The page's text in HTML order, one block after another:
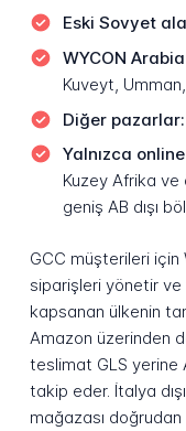
Eski Sovyet
WYCON
Kuveyt,
Diğer pazarlar:
Yalnızca
Kuzey Afrika ve
geniş AB dışı
GCC müşterileri
siparişleri yönetir
kapsanan ülkenin
Amazon üzerinden
teslimat GLS yerine
takip eder. İtalya
mağazası doğrudan